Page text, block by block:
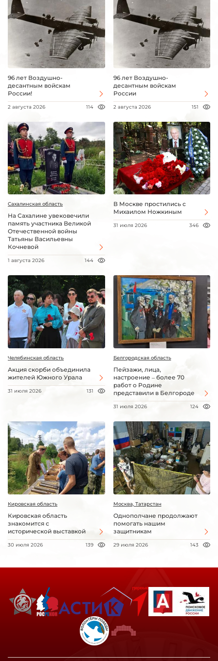
96 лет Воздушно-
десантным войскам
России!
2 августа 2026 114
96 лет Воздушно-
десантным войскам
России
2 августа 2026 151
Сахалинская область
На Сахалине увековечили
память участника Великой
Отечественной войны
Татьяны Васильевны
Кочневой
1 августа 2026 144
В Москве простились с
Михаилом Ножкиным
31 июля 2026 346
Челябинская область
Акция скорби объединила
жителей Южного Урала
31 июля 2026 131
Белгородская область
Пейзажи, лица,
настроение – более 70
работ о Родине
представили в Белгороде
31 июля 2026 124
Кировская область
Кировская область
знакомится с
исторической выставкой
30 июля 2026 139
Москва, Татарстан
Однополчане продолжают
помогать нашим
защитникам
29 июля 2026 143